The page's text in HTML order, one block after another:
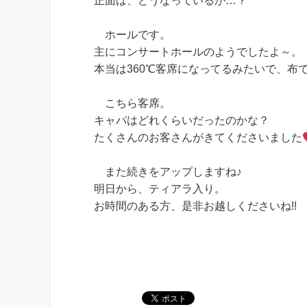
ホールです。
主にコンサートホールのようでしたよ～。
本当は360℃客席になってるみたいで、布
こちら客席。
キャパはどれくらいだったのかな？
たくさんのお客さんがきてくださいました
また続きをアップしますね♪
明日から、ティアラ入り。
お時間のある方、是非お越しくださいね!!